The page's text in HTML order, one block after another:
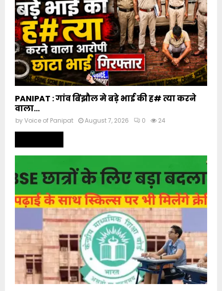
PANIPAT : गांव बिंझौल मे बड़े भाई की ह# त्या करने
वाला...
byVoice of Panipat August 7, 2026 0 24